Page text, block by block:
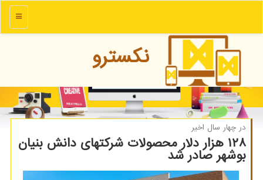
منو
نكسترو
در چهار سال اخیر
۱۲۸ هزار دلار محصولات شركتهای دانش بنیان
بوشهر صادر شد